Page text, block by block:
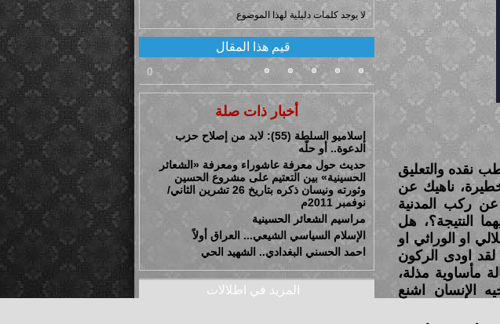
نقده والتعليق
ناهيك عن
عن ركب المدنية
النتيجة؟، هل
او الوراثي او
لقد اودى الركون
مأساوية مذلة،
الإنسان اشنع
لا يوجد كلمات دليلية لهذا الموضوع
قيم هذا المقال
0
أخبار ذات صلة
إسلاميو السلطة (55): لابد من إصلاح حزب
الدعوة.. أو حلّه
حديث حول معرفة عاشوراء ومعرفة «الشعائر
الحسينية» بين التعتيم على مشروع الحسين
وثورته ونيسان ذكره بتاريخ 26 تشرين الثاني/
نوفمبر 2011م
مراسيم الشعائر الحسينية
الإسلام السياسي الشيعي... العراق أولاً
احمد الحسني البغدادي.. الشهيد الحي
المزيد في اطلالات